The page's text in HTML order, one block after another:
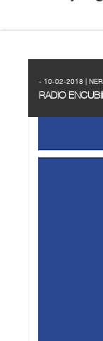
- 10-02-2018 |
RADIO